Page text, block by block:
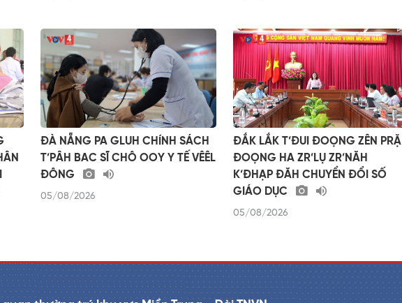
ĐÀ NẴNG PA GLUH CHÍNH SÁCH
T’PÂH BAC SĨ CHÔ OOY Y TẾ VÊÊL
ĐÔNG
05/08/2026
ĐẮK LẮK T’ĐUI ĐOỌNG ZÊN PRẶ
ĐOỌNG HA ZR’LỤ ZR’NĂH
K’ĐHẠP ĐĂH CHUYỂN ĐỔI SỐ
GIÁO DỤC
05/08/2026